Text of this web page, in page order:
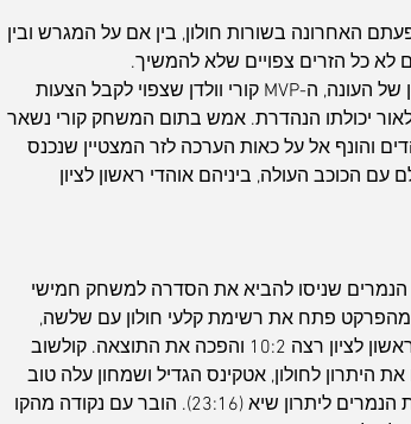
האחרונה בשורות חולון, בין אם על המגרש ובין
לא כל הזרים צפויים שלא להמשיך.
בראש הרשימה נמצא כמובן השחקן המצטיין של העונה, ה-MVP קורי וולדן שצפוי לקבל הצעות
יכולתו הנהדרת. אמש בתום המשחק קורי נשאר
והונף אל על כאות הערכה לזר המצטיין שנכנס
הכוכב העולה, ביניהם אוהדי ראשון לציון
שניסו להביא את הסדרה למשחק חמישי
פתח את רשימת קלעי חולון עם שלשה,
ריינולדס ו-וולדן העלו את חולון ל-8:4 לפני שראשון לציון רצה 10:2 והפכה את התוצאה. קולשוב
היתרון לחולון, אטקינס הגדיל ושמחון עלה טוב
מהספסל כשקלע 5 נקודות רצופות והעלה את הנמרים ליתרון שיא (23:16). הובר עם נקודה מהקו